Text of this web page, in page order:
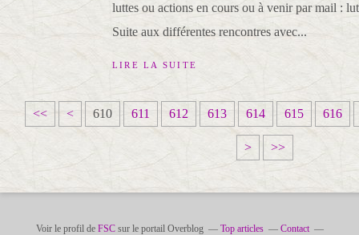
luttes ou actions en cours ou à venir par mail :
Suite aux différentes rencontres avec...
LIRE LA SUITE
<< <
6
610 611 612 613 614 615 616
> >>
Voir le profil de FSCsur le portail Overblog Top articles Contact